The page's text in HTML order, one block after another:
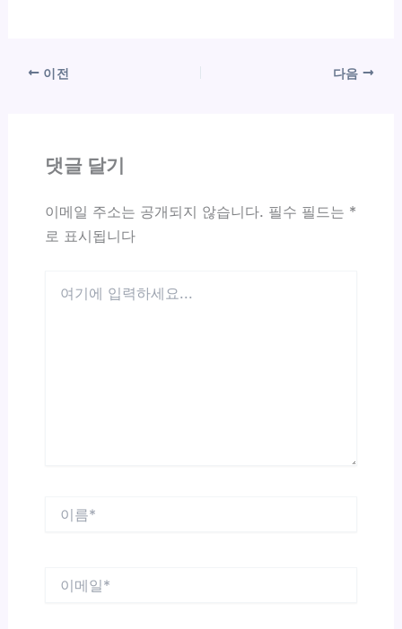
이전 다음
댓글 달기
이메일 주소는 공개되지 않습니다. 필수 필드는 *
로 표시됩니다